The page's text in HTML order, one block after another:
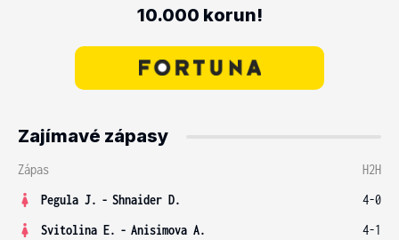
10.000 korun!
Zajímavé zápasy
Zápas
H2H
Pegula J. - Shnaider D.
4-0
Svitolina E. - Anisimova A.
4-1